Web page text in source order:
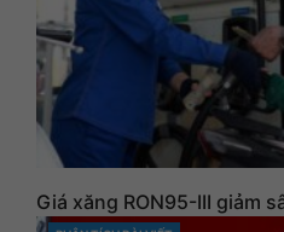
Giá xăng RON95-III giảm